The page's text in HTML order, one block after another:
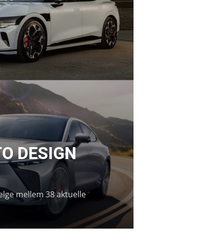
DESIGN
mellem 38 aktuelle